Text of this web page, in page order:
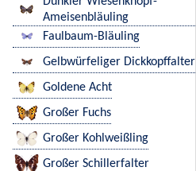
Ameisenbläuling
Faulbaum-Bläuling
Gelbwürfeliger Dickkopffalter
Goldene Acht
Großer Fuchs
Großer Kohlweißling
Großer Schillerfalter